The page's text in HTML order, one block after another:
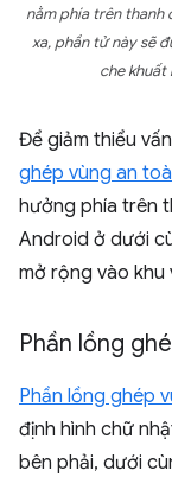
nằm phía trên thanh
xa, phần tử này sẽ
che
Để giảm thiểu
ghép vùng an
hưởng phía trên
Android ở dưới
mở rộng vào khu
Phần lồng
Phần lồng ghép
định hình chữ
bên phải, dưới